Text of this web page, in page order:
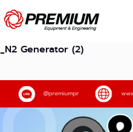
Skip
to
content
_N2 Generator (2)